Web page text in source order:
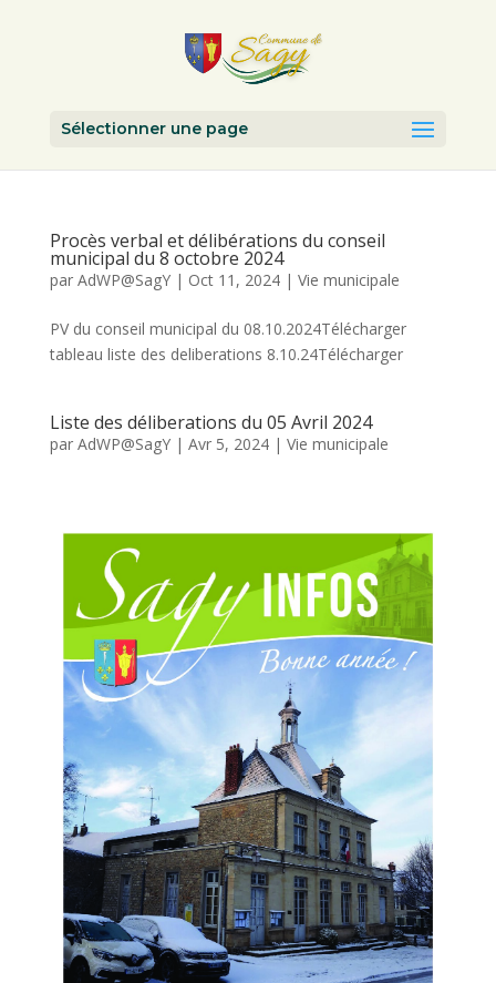
Sélectionner une page
Procès verbal et délibérations du conseil
municipal du 8 octobre 2024
par AdWP@SagY| Oct 11, 2024| Vie municipale
PV du conseil municipal du 08.10.2024Télécharger
tableau liste des deliberations 8.10.24Télécharger
Liste des déliberations du 05 Avril 2024
par AdWP@SagY| Avr 5, 2024| Vie municipale